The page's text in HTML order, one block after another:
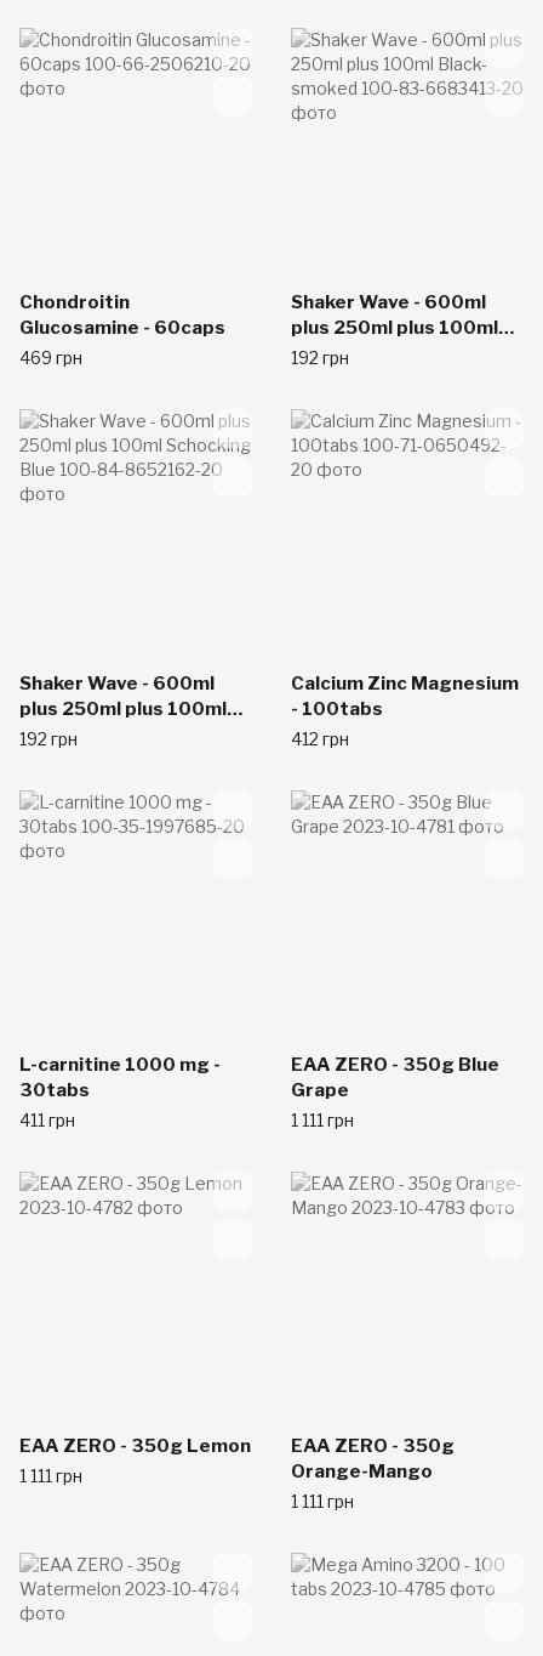
Chondroitin
Glucosamine - 60caps
469 грн
Shaker Wave - 600ml
plus 250ml plus 100ml
Black-smoked
192 грн
Shaker Wave - 600ml
plus 250ml plus 100ml
Schocking Blue
192 грн
Calcium Zinc Magnesium
- 100tabs
412 грн
L-carnitine 1000 mg -
30tabs
411 грн
EAA ZERO - 350g Blue
Grape
1 111 грн
EAA ZERO - 350g Lemon
1 111 грн
EAA ZERO - 350g
Orange-Mango
1 111 грн